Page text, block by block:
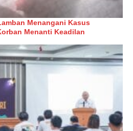
Menangani Kasus
Menanti Keadilan